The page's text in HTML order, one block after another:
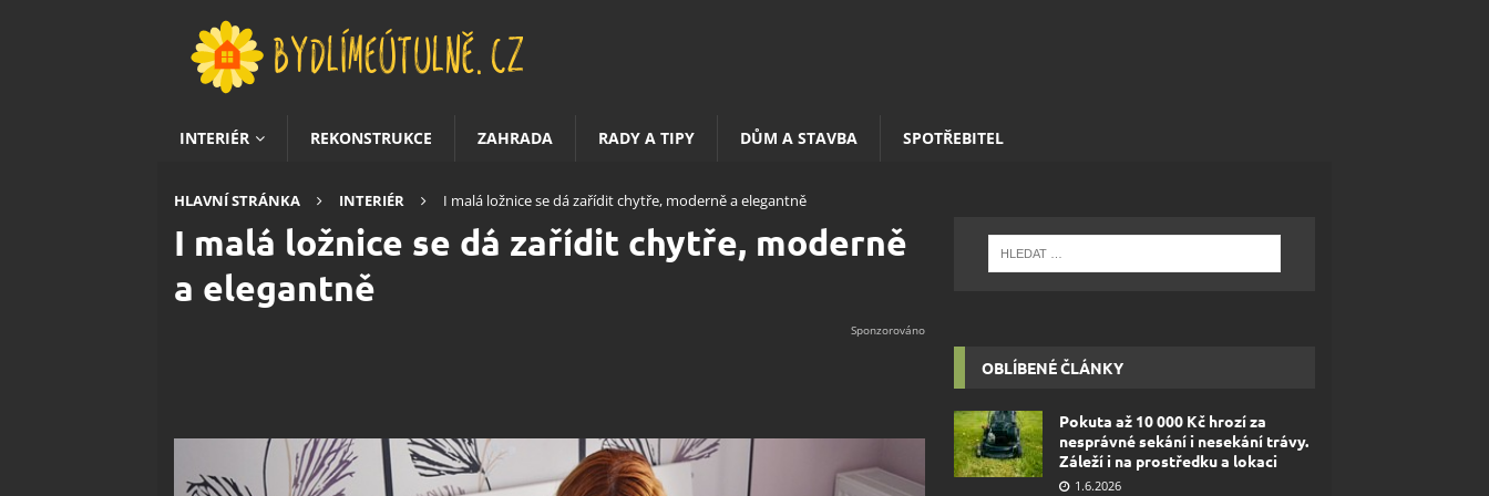
INTERIÉR REKONSTRUKCE ZAHRADA RADY A TIPY DŮM A STAVBA SPOTŘEBITEL
HLAVNÍ STRÁNKA INTERIÉR I malá ložnice se dá zařídit chytře, moderně a elegantně
I malá ložnice se dá zařídit chytře, moderně
a elegantně
OBLÍBENÉ ČLÁNKY
Pokuta až 10 000 Kč hrozí za
nesprávné sekání i nesekání trávy.
Záleží i na prostředku a lokaci
1.6.2026